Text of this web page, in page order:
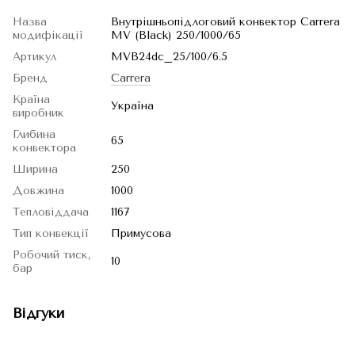
Назва
модифікації
Внутрішньопідлоговий конвектор Carrera
MV (Black) 250/1000/65
Артикул
MVB24dc_25/100/6.5
Бренд
Carrera
Країна
виробник
Україна
Глибина
конвектора
65
Ширина
250
Довжина
1000
Тепловіддача
1167
Тип конвекції
Примусова
Робочий тиск,
бар
10
Відгуки